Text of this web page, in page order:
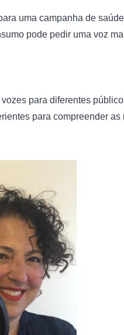
uma campanha de
pode pedir uma voz
para diferentes
para compreender